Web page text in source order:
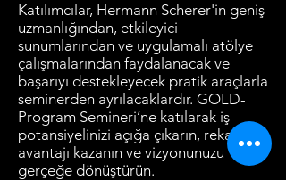
Katılımcılar, Hermann Scherer'in geniş
uzmanlığından, etkileyici
sunumlarından ve uygulamalı atölye
çalışmalarından faydalanacak ve
başarıyı destekleyecek pratik araçlarla
seminerden ayrılacaklardır. GOLD-
Program Semineri’ne katılarak iş
potansiyelinizi açığa çıkarın, rekabet
avantajı kazanın ve vizyonunuzu
gerçeğe dönüştürün.